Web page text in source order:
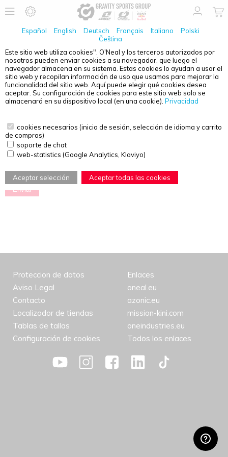
Español English Deutsch Français Italiano
Polski
Čeština
Este sitio web utiliza cookies". O'Neal y los terceros autorizados por
nosotros pueden enviar cookies a su navegador, que luego el
navegador almacena en su sistema. Estas cookies lo ayudan a usar el
sitio web y recopilan información de uso que usamos para mejorar la
funcionalidad del sitio web. Aquí puede elegir qué cookies desea
aceptar. Su configuración de cookies para este sitio web solo se
almacenará en su dispositivo local (en una cookie) Privacidad
cookies necesarios (inicio de sesión, selección de idioma y carrito
de compras)
soporte de chat
web-statistics (Google Analytics, Klaviyo)
Aceptar selección Aceptar todas las cookies
RESTABLECER CONTRASEÑA
Ingrese su correo electrónico y número de cliente para restablecer su
contraseña.
Si el número de cliente no está disponible, llame a nuestro número de
o envíe un correo electrónico a info@gravitysportsgroup.eu.
Proteccion de datos
Aviso Legal
Contacto
Localizador de tiendas
Tablas de tallas
Configuración de cookies
Enlaces
oneal.eu
azonic.eu
mission-kini.com
oneindustries.eu
Todos los enlaces